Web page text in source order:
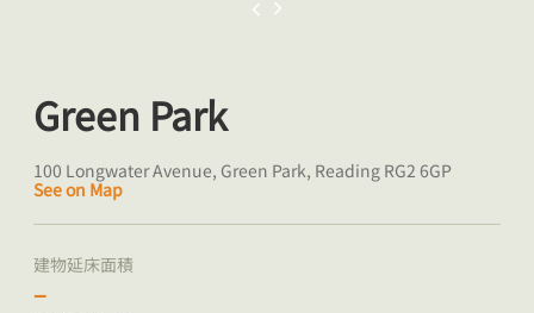
Green Park
100 Longwater Avenue, Green Park, Reading RG2 6GP
See on Map
建物延床面積
–